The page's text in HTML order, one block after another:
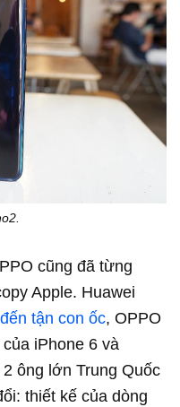
cũng đã từng
Apple. Huawei
tận con ốc, OPPO
iPhone 6 và
ông lớn Trung Quốc
thiết kế của dòng